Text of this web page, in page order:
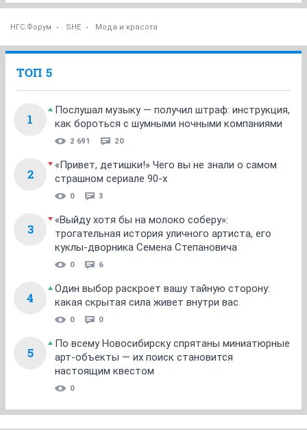
НГС.Форум SHE Мода и красота
ТОП 5
1
Послушал музыку — получил штраф: инструкция,
как бороться с шумными ночными компаниями
2 691 20
2
«Привет, детишки!» Чего вы не знали о самом
страшном сериале 90-х
0 3
3
«Выйду хотя бы на молоко соберу»:
трогательная история уличного артиста, его
куклы-дворника Семена Степановича
0 6
4
Один выбор раскроет вашу тайную сторону:
какая скрытая сила живет внутри вас
0 0
5
По всему Новосибирску спрятаны миниатюрные
арт-объекты — их поиск становится
настоящим квестом
0